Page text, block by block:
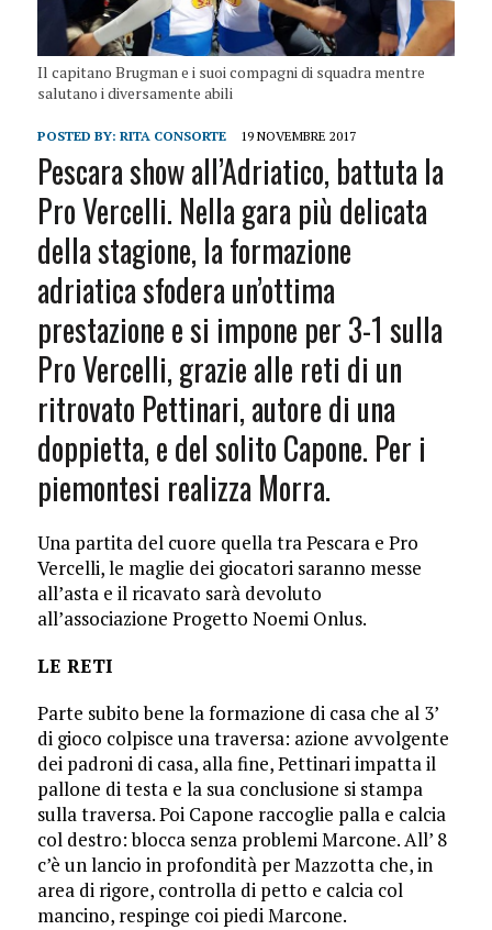
Il capitano Brugman e i suoi compagni di squadra mentre
salutano i diversamente abili
POSTED BY: RITA CONSORTE 19 NOVEMBRE 2017
Pescara show all’Adriatico, battuta la
Pro Vercelli. Nella gara più delicata
della stagione, la formazione
adriatica sfodera un’ottima
prestazione e si impone per 3-1 sulla
Pro Vercelli, grazie alle reti di un
ritrovato Pettinari, autore di una
doppietta, e del solito Capone. Per i
piemontesi realizza Morra.
Una partita del cuore quella tra Pescara e Pro
Vercelli, le maglie dei giocatori saranno messe
all’asta e il ricavato sarà devoluto
all’associazione Progetto Noemi Onlus.
LE RETI
Parte subito bene la formazione di casa che al 3’
di gioco colpisce una traversa: azione avvolgente
dei padroni di casa, alla fine, Pettinari impatta il
pallone di testa e la sua conclusione si stampa
sulla traversa. Poi Capone raccoglie palla e calcia
col destro: blocca senza problemi Marcone. All’ 8
c’è un lancio in profondità per Mazzotta che, in
area di rigore, controlla di petto e calcia col
mancino, respinge coi piedi Marcone.